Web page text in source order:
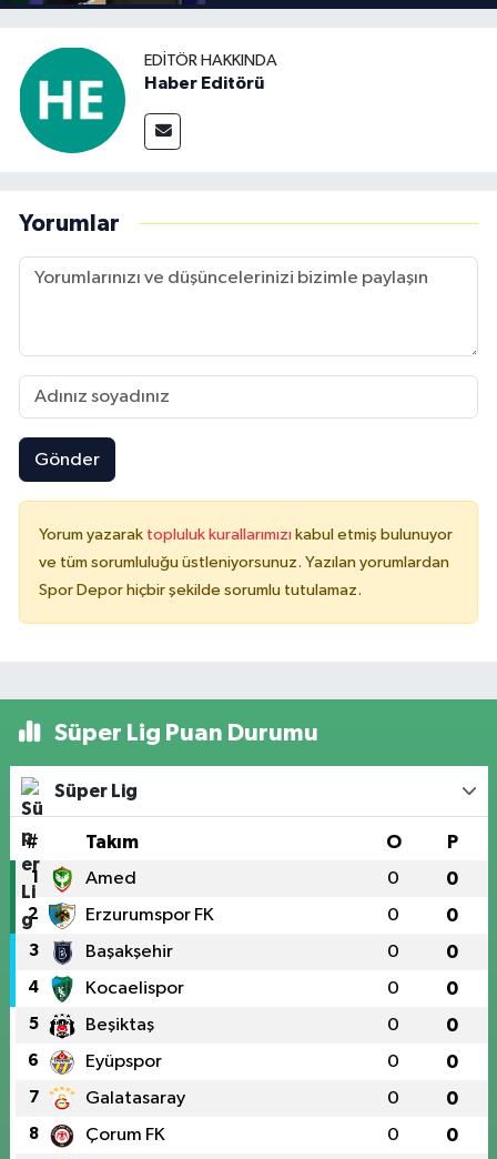
EDITÖR HAKKINDA
Haber Editörü
Yorumlar
Gönder
Yorum yazarak topluluk kurallarımızı kabul etmiş bulunuyor
ve tüm sorumluluğu üstleniyorsunuz. Yazılan yorumlardan
Spor Depor hiçbir şekilde sorumlu tutulamaz.
Süper Lig Puan Durumu
Süper Lig
# Takım O P
1 Amed 0 0
2 Erzurumspor FK 0 0
3 Başakşehir 0 0
4 Kocaelispor 0 0
5 Beşiktaş 0 0
6 Eyüpspor 0 0
7 Galatasaray 0 0
8 Çorum FK 0 0